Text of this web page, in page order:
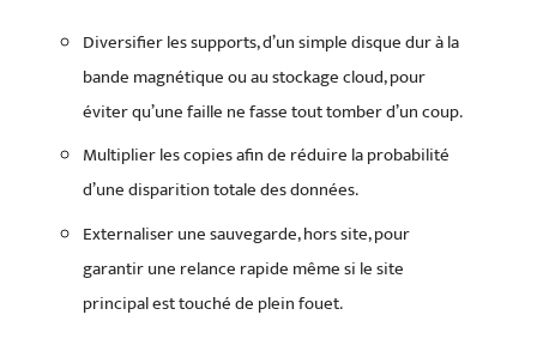
Diversifier les supports, d’un simple disque dur à la
bande magnétique ou au stockage cloud, pour
éviter qu’une faille ne fasse tout tomber d’un coup.
Multiplier les copies afin de réduire la probabilité
d’une disparition totale des données.
Externaliser une sauvegarde, hors site, pour
garantir une relance rapide même si le site
principal est touché de plein fouet.